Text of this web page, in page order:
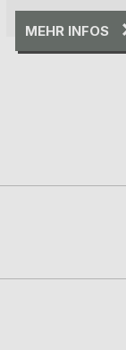
MEHR INFOS